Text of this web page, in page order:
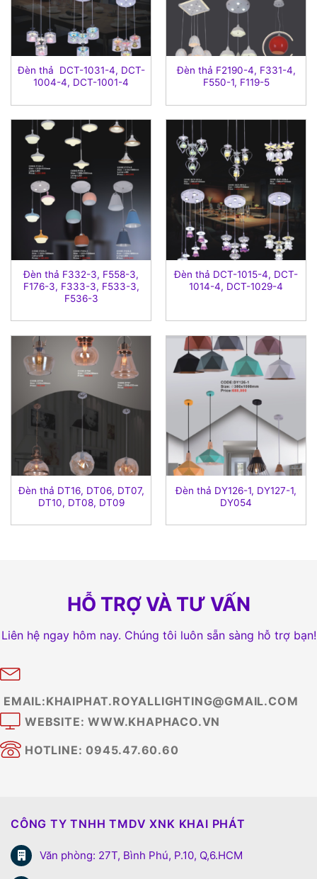
Đèn thả DCT-1031-4, DCT-
1004-4, DCT-1001-4
Đèn thả F2190-4, F331-4,
F550-1, F119-5
Đèn thả F332-3, F558-3,
F176-3, F333-3, F533-3,
F536-3
Đèn thả DCT-1015-4, DCT-
1014-4, DCT-1029-4
Đèn thả DT16, DT06, DT07,
DT10, DT08, DT09
Đèn thả DY126-1, DY127-1,
DY054
HỖ TRỢ VÀ TƯ VẤN
Liên hệ ngay hôm nay. Chúng tôi luôn sẵn sàng hỗ trợ bạn!
EMAIL:KHAIPHAT.ROYALLIGHTING@GMAIL.COM
WEBSITE: WWW.KHAPHACO.VN
HOTLINE: 0945.47.60.60
CÔNG TY TNHH TMDV XNK KHAI PHÁT
Văn phòng: 27T, Bình Phú, P.10, Q,6.HCM